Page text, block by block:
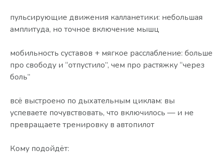
пульсирующие движения калланетики: небольшая
амплитуда, но точное включение мышц
мобильность суставов + мягкое расслабление: больше
про свободу и “отпустило”, чем про растяжку “через
боль”
всё выстроено по дыхательным циклам: вы
успеваете почувствовать, что включилось — и не
превращаете тренировку в автопилот
Кому подойдёт: